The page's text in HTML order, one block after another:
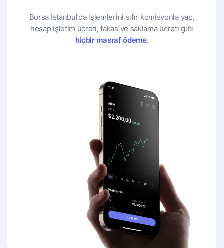
Borsa İstanbul’da işlemlerini sıfır komisyonla yap,
hesap işletim ücreti, takas ve saklama ücreti gibi
hiçbir masraf ödeme.